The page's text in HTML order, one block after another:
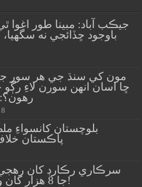
باوجود ڇڏائجي نه
مون کي سنڌ جي هر سور
ڇا اسان انهن سورن لاءِ رڳو
بلوچستان کانسواءِ
پاڪستان
سرڪاري رڪارڊ کان
جا 8 هزار کان وڌيڪ مريض!